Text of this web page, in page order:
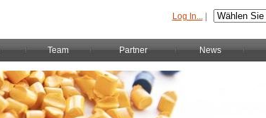
Log In...|
Team Partner News